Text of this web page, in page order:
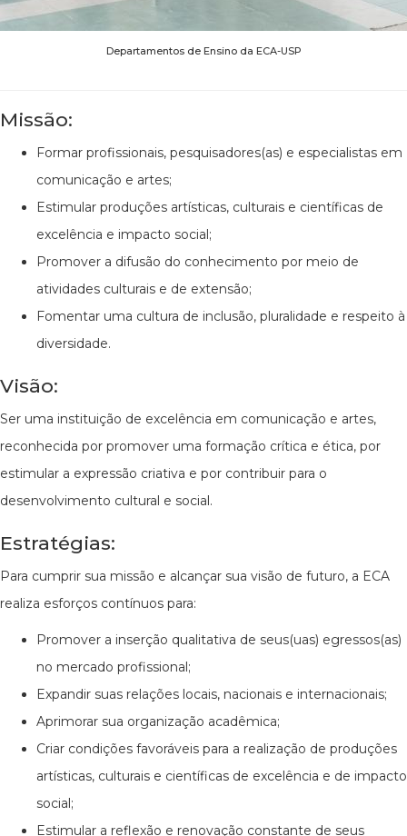
Departamentos de Ensino da ECA-USP
Missão:
Formar profissionais, pesquisadores(as) e especialistas em
comunicação e artes;
Estimular produções artísticas, culturais e científicas de
excelência e impacto social;
Promover a difusão do conhecimento por meio de
atividades culturais e de extensão;
Fomentar uma cultura de inclusão, pluralidade e respeito à
diversidade.
Visão:
Ser uma instituição de excelência em comunicação e artes,
reconhecida por promover uma formação crítica e ética, por
estimular a expressão criativa e por contribuir para o
desenvolvimento cultural e social.
Estratégias:
Para cumprir sua missão e alcançar sua visão de futuro, a ECA
realiza esforços contínuos para:
Promover a inserção qualitativa de seus(uas) egressos(as)
no mercado profissional;
Expandir suas relações locais, nacionais e internacionais;
Aprimorar sua organização acadêmica;
Criar condições favoráveis para a realização de produções
artísticas, culturais e científicas de excelência e de impacto
social;
Estimular a reflexão e renovação constante de seus